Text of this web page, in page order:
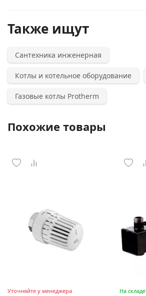
Также ищут
Сантехника инженерная
Котлы и котельное оборудование
Газовые котлы Protherm
Похожие товары
Уточняйте у менеджера На складе